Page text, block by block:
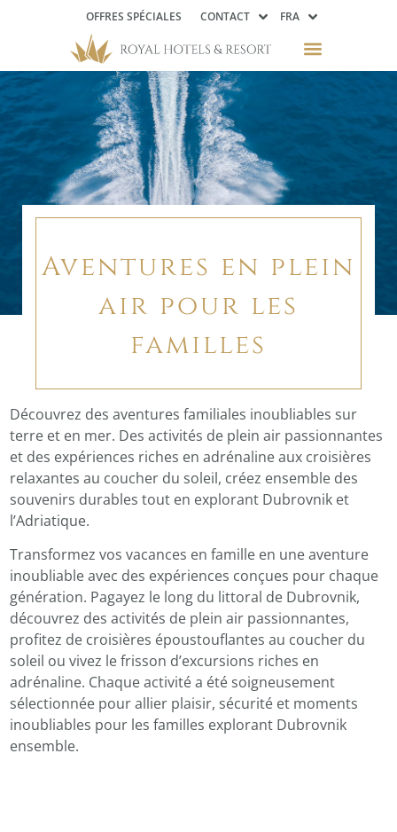
OFFRES SPÉCIALES CONTACT FRA
Aventure en famille
Aventures en plein
air pour les
familles
Découvrez des aventures familiales inoubliables sur
terre et en mer. Des activités de plein air passionnantes
et des expériences riches en adrénaline aux croisières
relaxantes au coucher du soleil, créez ensemble des
souvenirs durables tout en explorant Dubrovnik et
l’Adriatique.
Transformez vos vacances en famille en une aventure
inoubliable avec des expériences conçues pour chaque
génération. Pagayez le long du littoral de Dubrovnik,
découvrez des activités de plein air passionnantes,
profitez de croisières époustouflantes au coucher du
soleil ou vivez le frisson d’excursions riches en
adrénaline. Chaque activité a été soigneusement
sélectionnée pour allier plaisir, sécurité et moments
inoubliables pour les familles explorant Dubrovnik
ensemble.